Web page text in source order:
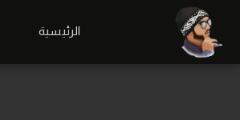
الرئيسية